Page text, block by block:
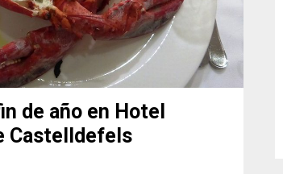
de año en Hotel
Castelldefels